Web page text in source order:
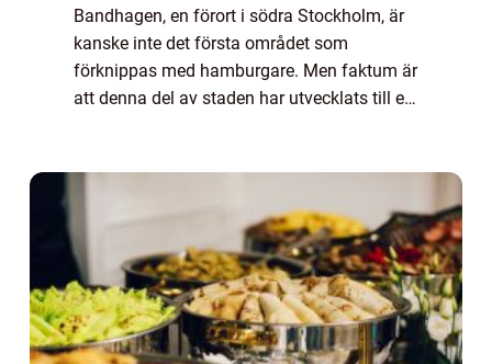
Bandhagen, en förort i södra Stockholm, är
kanske inte det första området som
förknippas med hamburgare. Men faktum är
att denna del av staden har utvecklats till en